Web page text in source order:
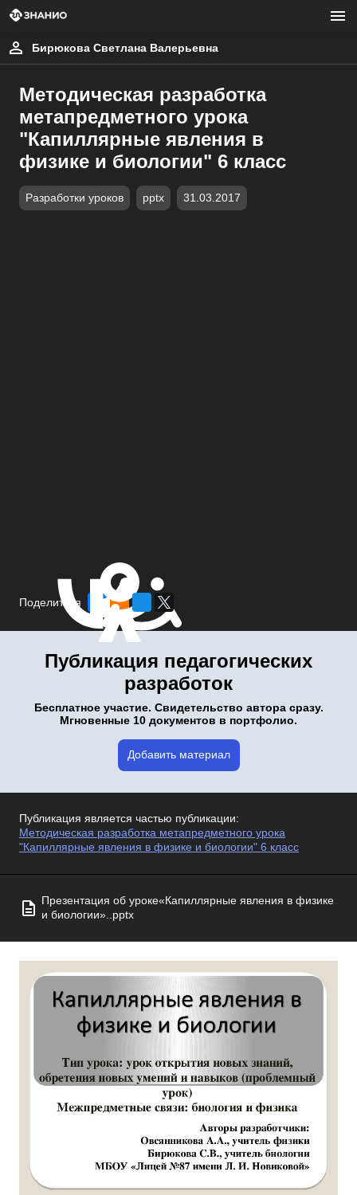
Бирюкова Светлана Валерьевна
Методическая разработка
метапредметного урока
"Капиллярные явления в
физике и биологии" 6 класс
Разработки уроков pptx 31.03.2017
Поделиться
Публикация педагогических
разработок
Бесплатное участие. Свидетельство автора сразу.
Мгновенные 10 документов в портфолио.
Добавить материал
Публикация является частью публикации:
Методическая разработка метапредметного урока
"Капиллярные явления в физике и биологии" 6 класс
Презентация об уроке«Капиллярные явления в физике
и биологии»..pptx